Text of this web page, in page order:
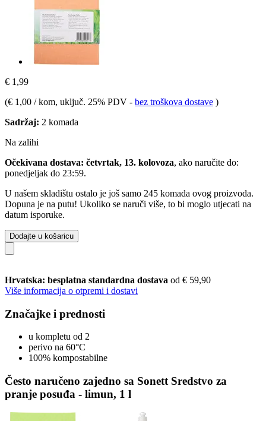
€ 1,99
(€ 1,00 / kom, uključ. 25% PDV - bez troškova dostave )
Sadržaj: 2 komada
Na zalihi
Očekivana dostava: četvrtak, 13. kolovoza, ako naručite do:
ponedjeljak do 23:59.
U našem skladištu ostalo je još samo 245 komada ovog proizvoda.
Dopuna je na putu! Ukoliko se naruči više, to bi moglo utjecati na
datum isporuke.
Dodajte u košaricu
Hrvatska: besplatna standardna dostava od € 59,90
Više informacija o otpremi i dostavi
Značajke i prednosti
u kompletu od 2
perivo na 60°C
100% kompostabilne
Često naručeno zajedno sa Sonett Sredstvo za
pranje posuđa - limun, 1 l